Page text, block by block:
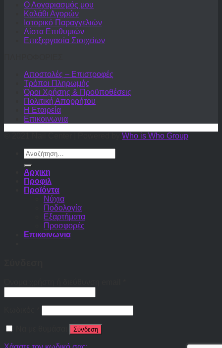
Ο Λογαριασμός μου
Καλάθι Αγορών
Ιστορικό Παραγγελιών
Λίστα Επιθυμιών
Επεξεργασία Στοιχείων
Αποστολές – Επιστροφές
Τρόποι Πληρωμής
Όροι Χρήσης & Προϋποθέσεις
Πολιτική Απορρήτου
Η Εταιρεία
Επικοινωνια
Who is Who Group
Αναζήτηση
για:
Αρχικη
Προφιλ
Προϊόντα
Νύχια
Ποδολογία
Εξαρτήματα
Προσφορές
Επικοινωνια
Σύνδεση